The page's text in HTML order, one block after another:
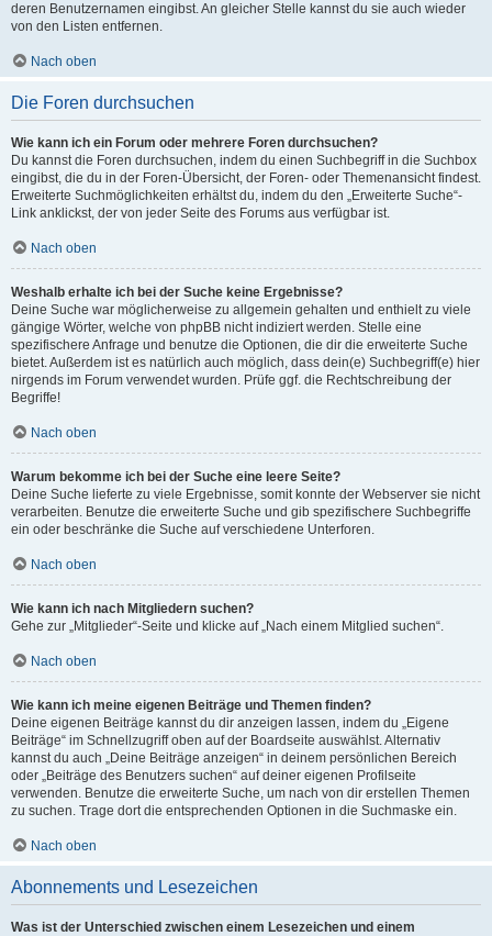
deren Benutzernamen eingibst. An gleicher Stelle kannst du sie auch wieder
von den Listen entfernen.
Nach oben
Die Foren durchsuchen
Wie kann ich ein Forum oder mehrere Foren durchsuchen?
Du kannst die Foren durchsuchen, indem du einen Suchbegriff in die Suchbox
eingibst, die du in der Foren-Übersicht, der Foren- oder Themenansicht findest.
Erweiterte Suchmöglichkeiten erhältst du, indem du den „Erweiterte Suche“-
Link anklickst, der von jeder Seite des Forums aus verfügbar ist.
Nach oben
Weshalb erhalte ich bei der Suche keine Ergebnisse?
Deine Suche war möglicherweise zu allgemein gehalten und enthielt zu viele
gängige Wörter, welche von phpBB nicht indiziert werden. Stelle eine
spezifischere Anfrage und benutze die Optionen, die dir die erweiterte Suche
bietet. Außerdem ist es natürlich auch möglich, dass dein(e) Suchbegriff(e) hier
nirgends im Forum verwendet wurden. Prüfe ggf. die Rechtschreibung der
Begriffe!
Nach oben
Warum bekomme ich bei der Suche eine leere Seite?
Deine Suche lieferte zu viele Ergebnisse, somit konnte der Webserver sie nicht
verarbeiten. Benutze die erweiterte Suche und gib spezifischere Suchbegriffe
ein oder beschränke die Suche auf verschiedene Unterforen.
Nach oben
Wie kann ich nach Mitgliedern suchen?
Gehe zur „Mitglieder“-Seite und klicke auf „Nach einem Mitglied suchen“.
Nach oben
Wie kann ich meine eigenen Beiträge und Themen finden?
Deine eigenen Beiträge kannst du dir anzeigen lassen, indem du „Eigene
Beiträge“ im Schnellzugriff oben auf der Boardseite auswählst. Alternativ
kannst du auch „Deine Beiträge anzeigen“ in deinem persönlichen Bereich
oder „Beiträge des Benutzers suchen“ auf deiner eigenen Profilseite
verwenden. Benutze die erweiterte Suche, um nach von dir erstellen Themen
zu suchen. Trage dort die entsprechenden Optionen in die Suchmaske ein.
Nach oben
Abonnements und Lesezeichen
Was ist der Unterschied zwischen einem Lesezeichen und einem